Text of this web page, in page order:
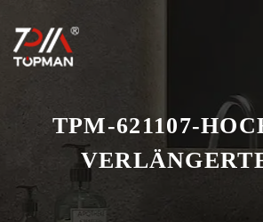
TPM-621107-
ERLÄNGERTE